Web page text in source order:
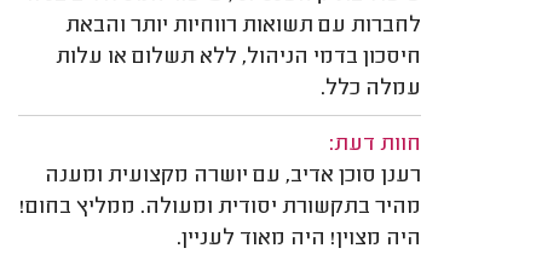
לחברות עם תשואות רווחיות יותר והבאת
חיסכון בדמי הניהול, ללא תשלום או עלות
עמלה כלל.
חוות דעת:
רענן סוכן אדיב, עם יושרה מקצועית ומענה
מהיר בתקשורת יסודית ומעולה. ממליץ בחום!
היה מצוין! היה מאוד לעניין.